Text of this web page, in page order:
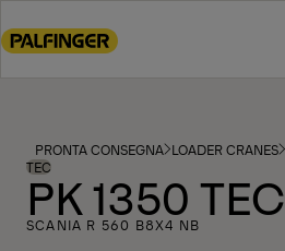
to
footer
content
PRONTA CONSEGNA LOADER CRANES
TEC
PK 1350 TEC
SCANIA R 560 B8X4 NB